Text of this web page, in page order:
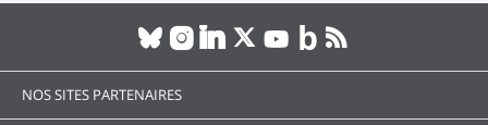
NOS SITES PARTENAIRES